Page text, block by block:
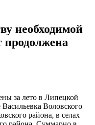
необходимой
продолжена
за лето в Липецкой
Воловского
района, в селах